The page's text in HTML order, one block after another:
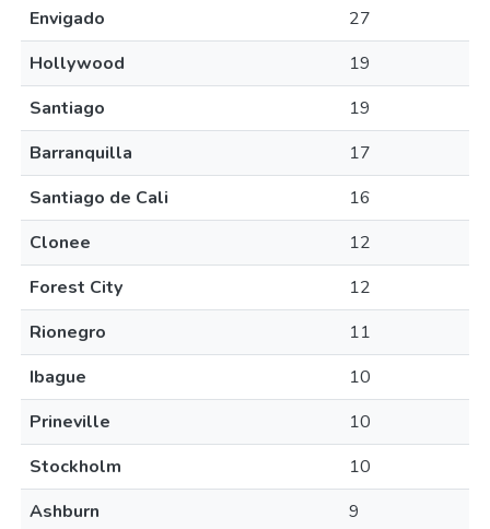
Envigado
27
Hollywood
19
Santiago
19
Barranquilla
17
Santiago de Cali
16
Clonee
12
Forest City
12
Rionegro
11
Ibague
10
Prineville
10
Stockholm
10
Ashburn
9